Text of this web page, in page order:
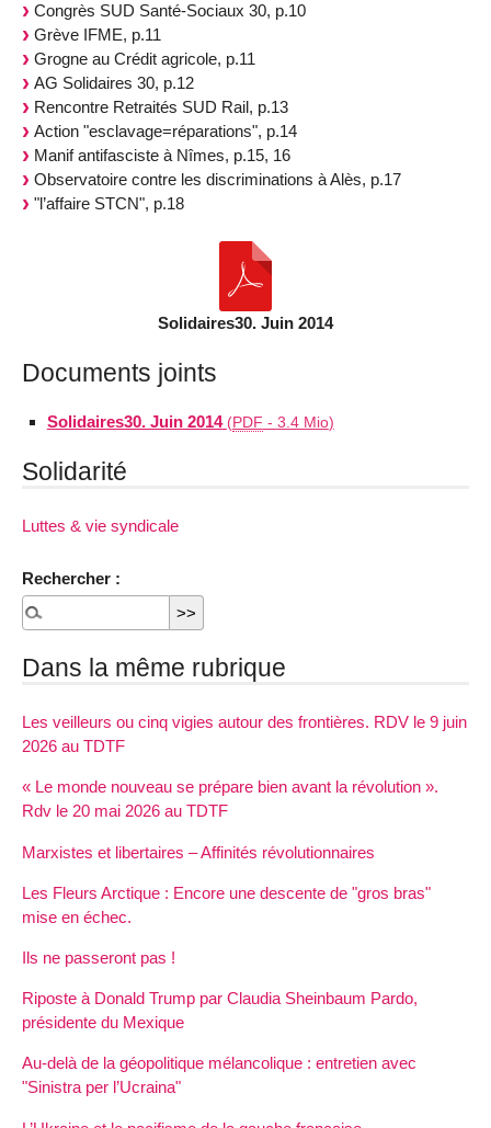
Congrès SUD Santé-Sociaux 30, p.10
Grève IFME, p.11
Grogne au Crédit agricole, p.11
AG Solidaires 30, p.12
Rencontre Retraités SUD Rail, p.13
Action "esclavage=réparations", p.14
Manif antifasciste à Nîmes, p.15, 16
Observatoire contre les discriminations à Alès, p.17
"l’affaire STCN", p.18
Solidaires30. Juin 2014
Documents joints
Solidaires30. Juin 2014 (PDF - 3.4 Mio)
Solidarité
Luttes & vie syndicale
Rechercher :
Dans la même rubrique
Les veilleurs ou cinq vigies autour des frontières. RDV le 9 juin
2026 au TDTF
« Le monde nouveau se prépare bien avant la révolution ».
Rdv le 20 mai 2026 au TDTF
Marxistes et libertaires – Affinités révolutionnaires
Les Fleurs Arctique : Encore une descente de "gros bras"
mise en échec.
Ils ne passeront pas !
Riposte à Donald Trump par Claudia Sheinbaum Pardo,
présidente du Mexique
Au-delà de la géopolitique mélancolique : entretien avec
"Sinistra per l’Ucraina"